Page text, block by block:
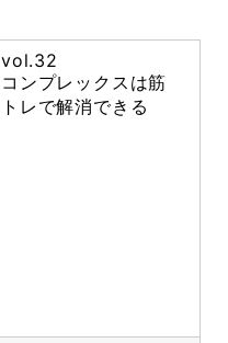
vol.32
コンプレックスは筋
トレで解消できる